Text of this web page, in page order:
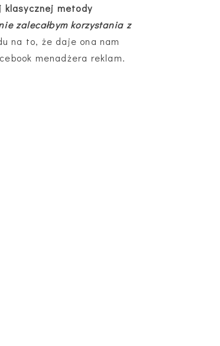
klasycznej metody
zalecałbym korzystania z
na to, że daje ona nam
menadżera reklam.